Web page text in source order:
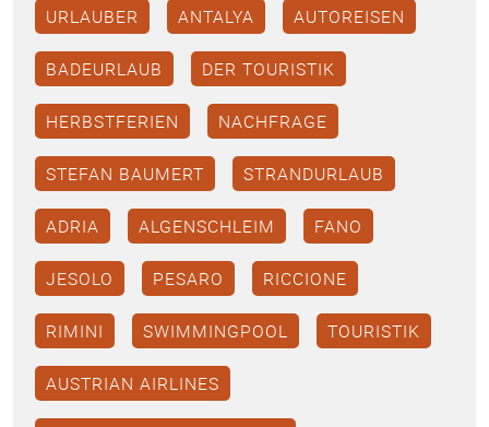
URLAUBER ANTALYA AUTOREISEN
BADEURLAUB DER TOURISTIK
HERBSTFERIEN NACHFRAGE
STEFAN BAUMERT STRANDURLAUB
ADRIA ALGENSCHLEIM FANO
JESOLO PESARO RICCIONE
RIMINI SWIMMINGPOOL TOURISTIK
AUSTRIAN AIRLINES